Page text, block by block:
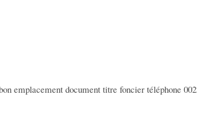
emplacement document titre foncier téléphone